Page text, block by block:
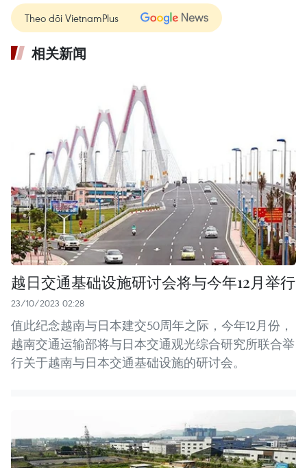
Theo dõi VietnamPlus
相关新闻
越日交通基础设施研讨会将与今年12月举行
23/10/2023 02:28
值此纪念越南与日本建交50周年之际，今年12月份，
越南交通运输部将与日本交通观光综合研究所联合举
行关于越南与日本交通基础设施的研讨会。